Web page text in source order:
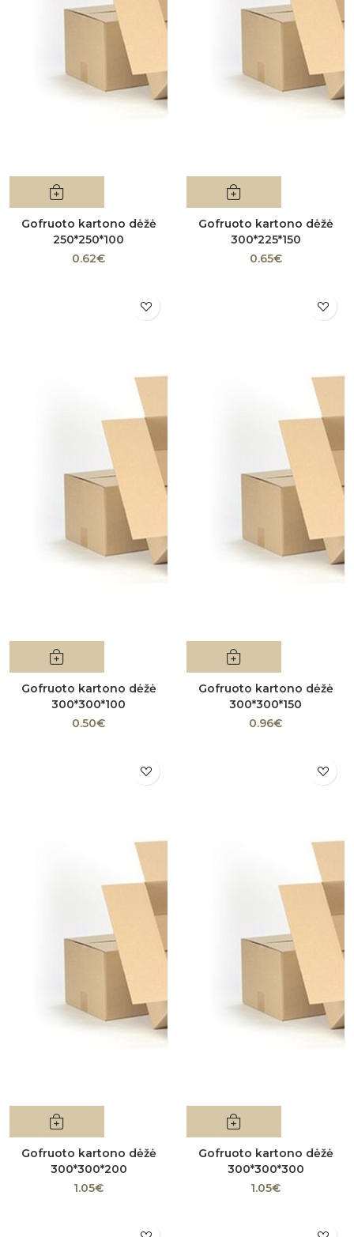
Gofruoto kartono dėžė
250*250*100
0.62€
Gofruoto kartono dėžė
300*225*150
0.65€
Gofruoto kartono dėžė
300*300*100
0.50€
Gofruoto kartono dėžė
300*300*150
0.96€
Gofruoto kartono dėžė
300*300*200
1.05€
Gofruoto kartono dėžė
300*300*300
1.05€